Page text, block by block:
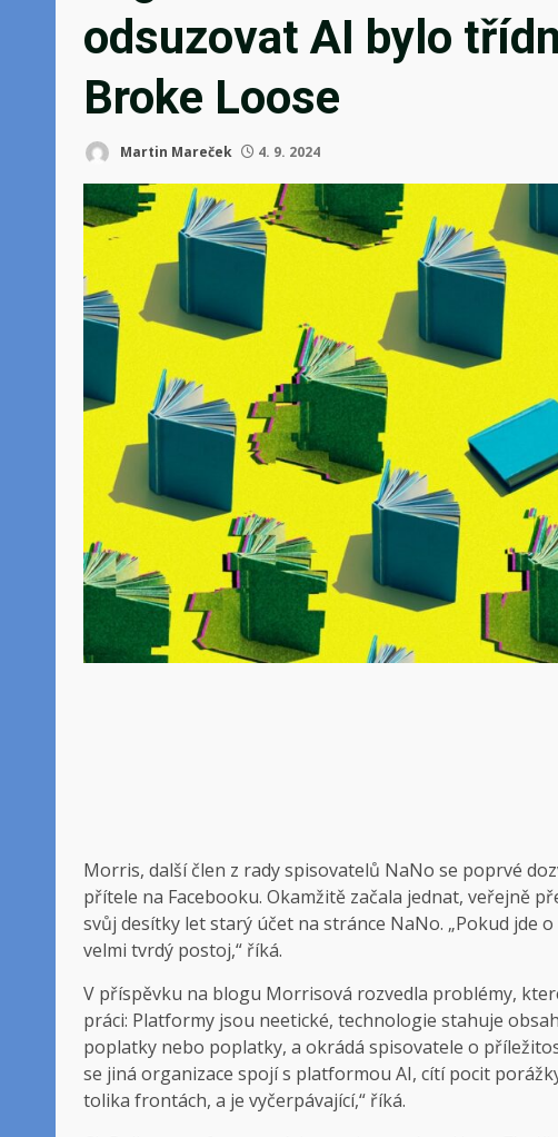
odsuzovat AI bylo
Broke Loose
Martin Mareček 4. 9. 2024
Morris, další člen z rady spisovatelů NaNo se poprvé
přítele na Facebooku. Okamžitě začala jednat, veřejně
svůj desítky let starý účet na stránce NaNo. „Pokud jde
velmi tvrdý postoj,“ říká.
V příspěvku na blogu Morrisová rozvedla problémy,
práci: Platformy jsou neetické, technologie stahuje
poplatky nebo poplatky, a okrádá spisovatele o
se jiná organizace spojí s platformou AI, cítí pocit
tolika frontách, a je vyčerpávající,“ říká.